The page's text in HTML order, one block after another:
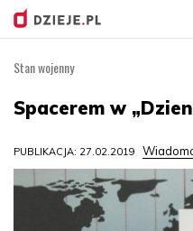
Stan wojenny
Spacerem w
PUBLIKACJA: 27.02.2019